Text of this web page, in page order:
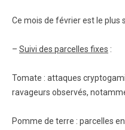
Ce mois de février est le plus
– Suivi des parcelles fixes :
Tomate : attaques
ravageurs observés,
Pomme de terre : parcelles